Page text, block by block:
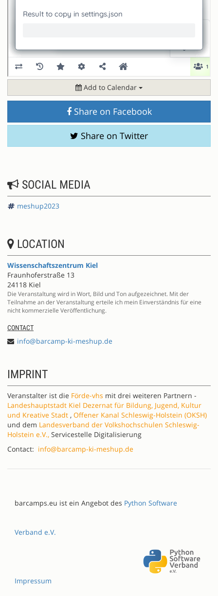
Add to Calendar
Share on Facebook
Share on Twitter
SOCIAL MEDIA
meshup2023
LOCATION
Wissenschaftszentrum Kiel
Fraunhoferstraße 13
24118 Kiel
Die Veranstaltung wird in Wort, Bild und Ton aufgezeichnet. Mit der
Teilnahme an der Veranstaltung erteile ich mein Einverständnis für eine
nicht kommerzielle Veröffentlichung.
CONTACT
info@barcamp-ki-meshup.de
IMPRINT
Veranstalter ist die Förde-vhs mit drei weiteren Partnern -
Landeshauptstadt Kiel Dezernat für Bildung, Jugend, Kultur
und Kreative Stadt , Offener Kanal Schleswig-Holstein (OKSH)
und dem Landesverband der Volkshochschulen Schleswig-
Holstein e.V., Servicestelle Digitalisierung
Contact: info@barcamp-ki-meshup.de
barcamps.eu ist ein Angebot des Python Software
Verband e.V.
Impressum